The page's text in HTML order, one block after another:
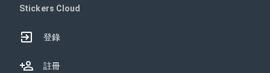
Stickers Cloud
登錄
註冊